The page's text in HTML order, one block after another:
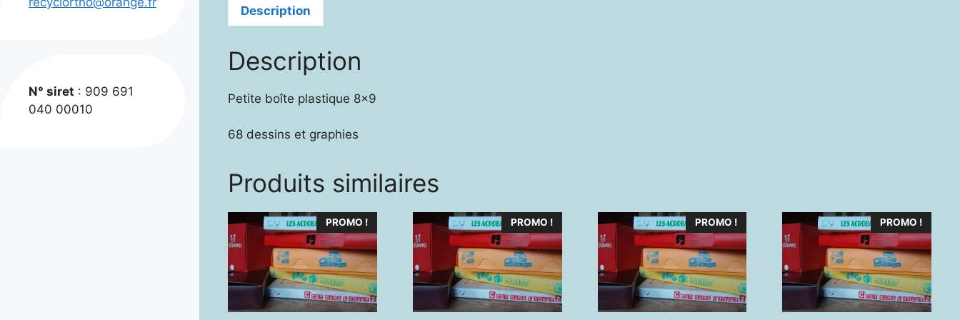
Description
Description
Petite boîte plastique 8×9
68 dessins et graphies
Produits similaires
PROMO ! PROMO ! PROMO ! PROMO !
N° siret : 909 691
040 00010